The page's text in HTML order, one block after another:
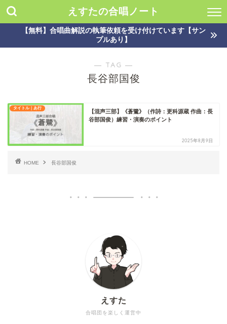
えすたの合唱ノート
【無料】合唱曲解説の執筆依頼を受け付けています【サン
プルあり】
― TAG ―
長谷部国俊
タイトル｜あ行
【混声三部】《蒼鷺》（作詩：更科源蔵 作曲：長
谷部国俊）練習・演奏のポイント
2025年8月9日
HOME 長谷部国俊
合唱団を楽しく運営中
えすた